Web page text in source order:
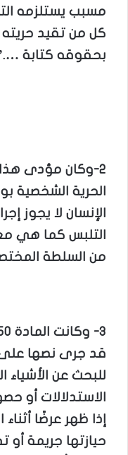
مسبب يستلزمه
كل من تقيد
بحقوقه كتابة
2-وكان مؤدى
الحرية الشخصية
الإنسان لا يجوز
التلبس كما هي
من السلطة
قد جرى نصها على
للبحث عن الأشياء
الاستدلالات أو
إذا ظهر عرضًا
حيازتها جريمة